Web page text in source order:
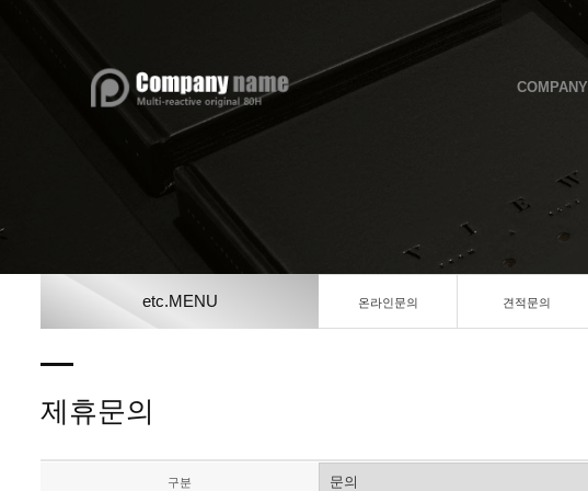
COMPANY
etc.MENU 온라인문의 견적문의
제휴문의
구분